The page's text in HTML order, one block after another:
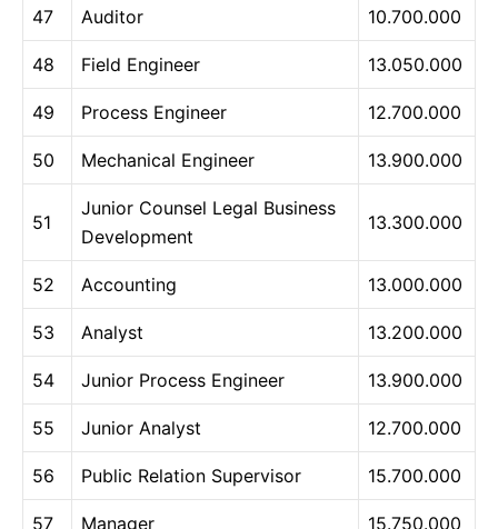
47 Auditor 10.700.000
48 Field Engineer 13.050.000
49 Process Engineer 12.700.000
50 Mechanical Engineer 13.900.000
51
Junior Counsel Legal Business
Development
13.300.000
52 Accounting 13.000.000
53 Analyst 13.200.000
54 Junior Process Engineer 13.900.000
55 Junior Analyst 12.700.000
56 Public Relation Supervisor 15.700.000
57 Manager 15.750.000